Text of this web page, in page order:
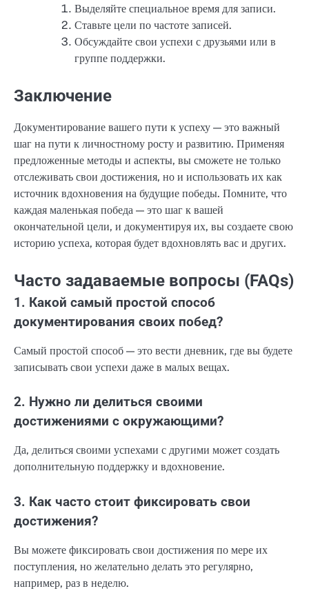
Выделяйте специальное время для записи.
Ставьте цели по частоте записей.
Обсуждайте свои успехи с друзьями или в
группе поддержки.
Заключение
Документирование вашего пути к успеху — это важный
шаг на пути к личностному росту и развитию. Применяя
предложенные методы и аспекты, вы сможете не только
отслеживать свои достижения, но и использовать их как
источник вдохновения на будущие победы. Помните, что
каждая маленькая победа — это шаг к вашей
окончательной цели, и документируя их, вы создаете свою
историю успеха, которая будет вдохновлять вас и других.
Часто задаваемые вопросы (FAQs)
1. Какой самый простой способ
документирования своих побед?
Самый простой способ — это вести дневник, где вы будете
записывать свои успехи даже в малых вещах.
2. Нужно ли делиться своими
достижениями с окружающими?
Да, делиться своими успехами с другими может создать
дополнительную поддержку и вдохновение.
3. Как часто стоит фиксировать свои
достижения?
Вы можете фиксировать свои достижения по мере их
поступления, но желательно делать это регулярно,
например, раз в неделю.